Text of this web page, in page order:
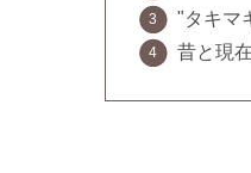
"タキマ
昔と現